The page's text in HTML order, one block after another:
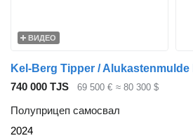
ВИДЕО
Kel-Berg Tipper /
740 000 TJS
69 500 € ≈ 80 300 $
Полуприцеп самосвал
2024